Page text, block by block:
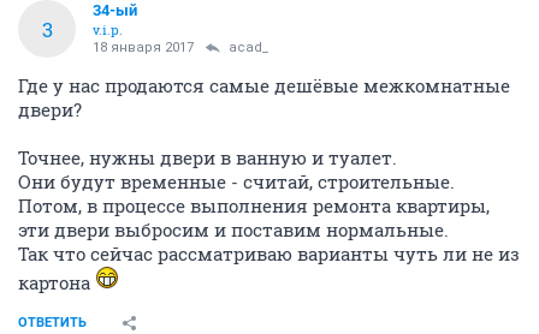
3
34-ый
v.i.p.
18 января 2017 acad_
Где у нас продаются самые дешёвые межкомнатные
двери?
Точнее, нужны двери в ванную и туалет.
Они будут временные - считай, строительные.
Потом, в процессе выполнения ремонта квартиры,
эти двери выбросим и поставим нормальные.
Так что сейчас рассматриваю варианты чуть ли не из
картона
ОТВЕТИТЬ